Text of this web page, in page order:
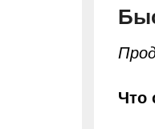
Что